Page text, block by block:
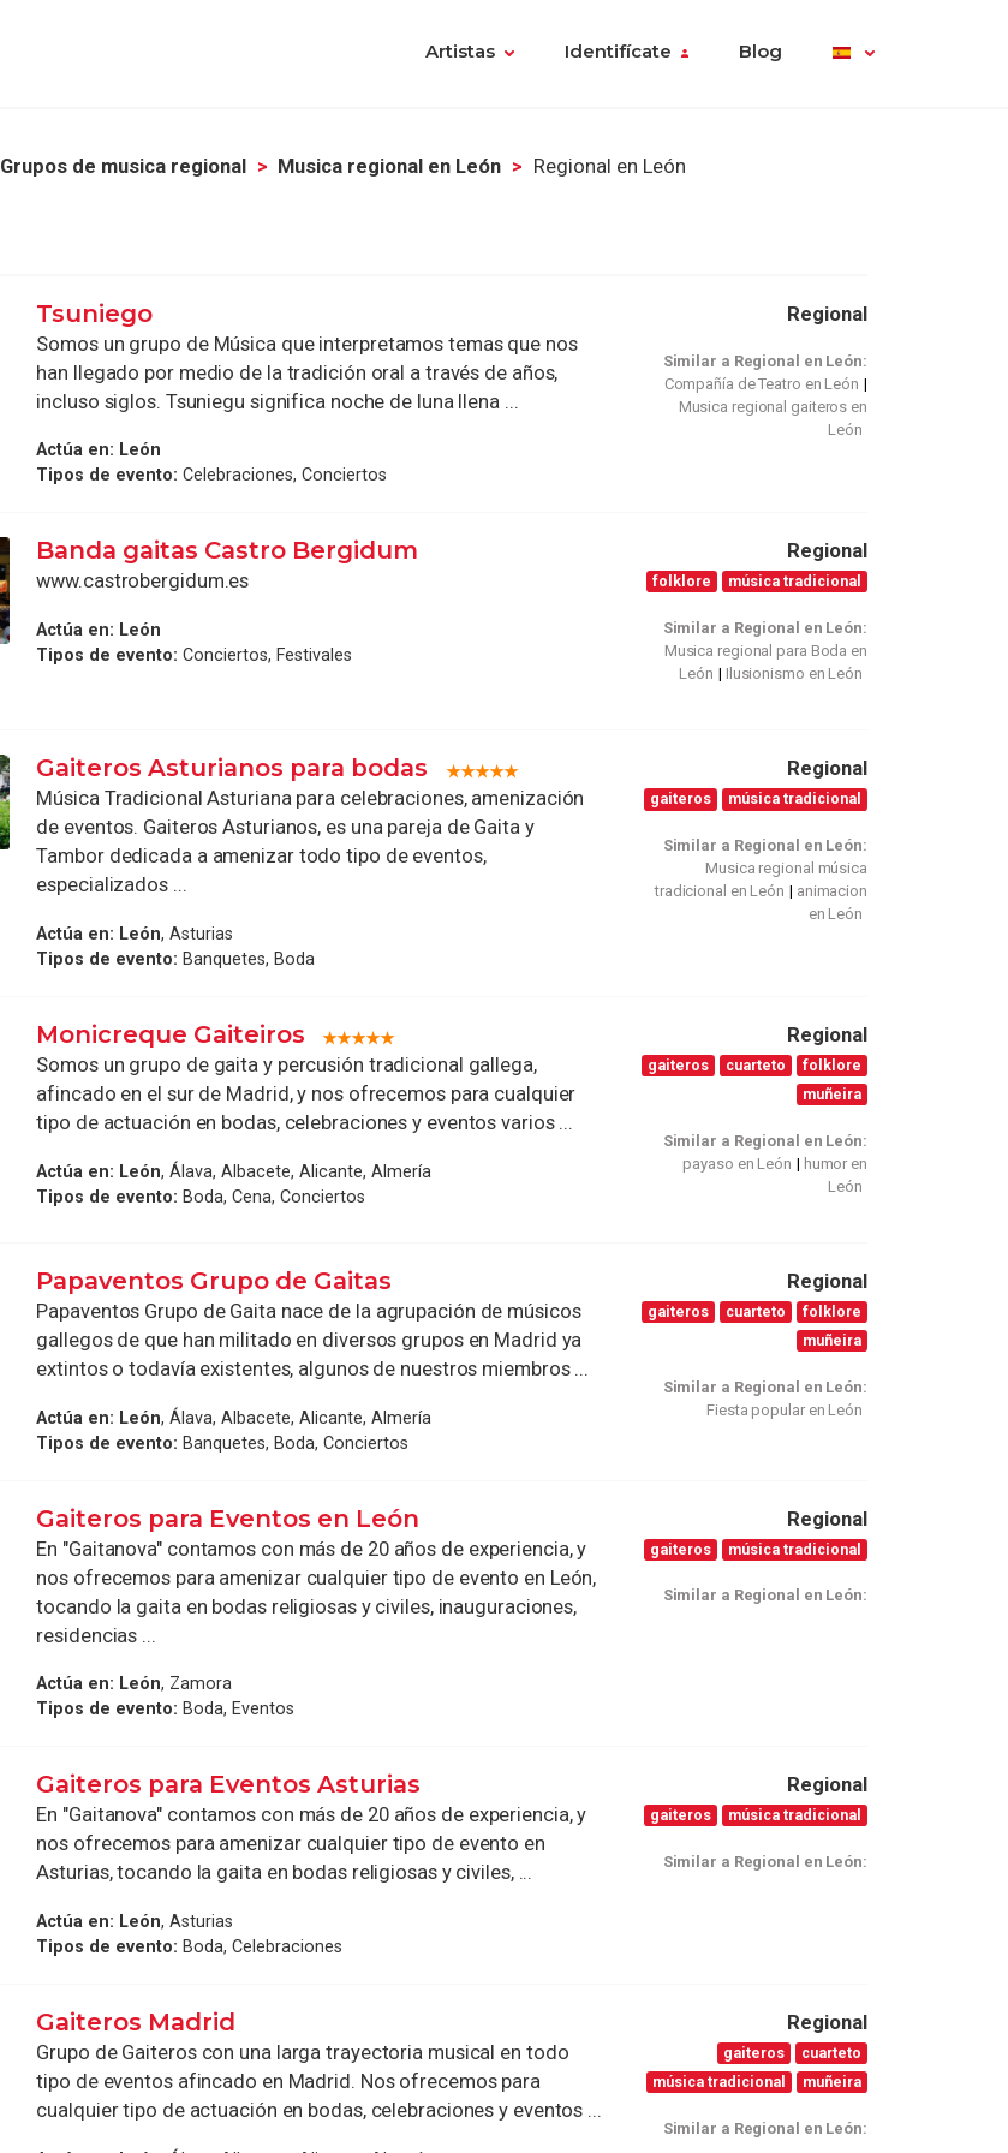
Artistas Identifícate Blog
Grupos de musica regional Musica regional en León Regional en León
Tsuniego
Somos un grupo de Música que interpretamos temas que nos
han llegado por medio de la tradición oral a través de años,
incluso siglos. Tsuniegu significa noche de luna llena ...
Actúa en: León
Tipos de evento: Celebraciones, Conciertos
Regional
Similar a Regional en León:
Compañía de Teatro en León
Musica regional gaiteros en
León
Banda gaitas Castro Bergidum
www.castrobergidum.es
Actúa en: León
Tipos de evento: Conciertos, Festivales
Regional
folklore música tradicional
Similar a Regional en León:
Musica regional para Boda en
León
Ilusionismo en León
Gaiteros Asturianos para bodas
Música Tradicional Asturiana para celebraciones, amenización
de eventos. Gaiteros Asturianos, es una pareja de Gaita y
Tambor dedicada a amenizar todo tipo de eventos,
especializados ...
Actúa en: León, Asturias
Tipos de evento: Banquetes, Boda
Regional
gaiteros música tradicional
Similar a Regional en León:
Musica regional música
tradicional en León
animacion
en León
Monicreque Gaiteiros
Somos un grupo de gaita y percusión tradicional gallega,
afincado en el sur de Madrid, y nos ofrecemos para cualquier
tipo de actuación en bodas, celebraciones y eventos varios ...
Actúa en: León, Álava, Albacete, Alicante, Almería
Tipos de evento: Boda, Cena, Conciertos
Regional
gaiteros cuarteto
folklore
muñeira
Similar a Regional en León:
payaso en León
humor en
León
Papaventos Grupo de Gaitas
Papaventos Grupo de Gaita nace de la agrupación de músicos
gallegos de que han militado en diversos grupos en Madrid ya
extintos o todavía existentes, algunos de nuestros miembros ...
Actúa en: León, Álava, Albacete, Alicante, Almería
Tipos de evento: Banquetes, Boda, Conciertos
Regional
gaiteros cuarteto
folklore
muñeira
Similar a Regional en León:
Fiesta popular en León
Gaiteros para Eventos en León
En "Gaitanova" contamos con más de 20 años de experiencia, y
nos ofrecemos para amenizar cualquier tipo de evento en León,
tocando la gaita en bodas religiosas y civiles, inauguraciones,
residencias ...
Actúa en: León, Zamora
Tipos de evento: Boda, Eventos
Regional
gaiteros música tradicional
Similar a Regional en León:
Gaiteros para Eventos Asturias
En "Gaitanova" contamos con más de 20 años de experiencia, y
nos ofrecemos para amenizar cualquier tipo de evento en
Asturias, tocando la gaita en bodas religiosas y civiles, ...
Actúa en: León, Asturias
Tipos de evento: Boda, Celebraciones
Regional
gaiteros música tradicional
Similar a Regional en León:
Gaiteros Madrid
Grupo de Gaiteros con una larga trayectoria musical en todo
tipo de eventos afincado en Madrid. Nos ofrecemos para
cualquier tipo de actuación en bodas, celebraciones y eventos ...
Regional
gaiteros
cuarteto
música tradicional
muñeira
Similar a Regional en León: